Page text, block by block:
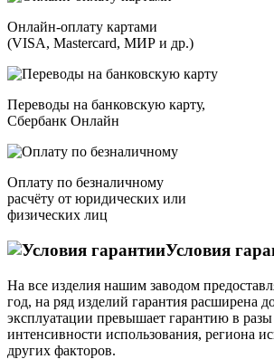
Онлайн-оплату картами
(VISA, Mastercard, МИР и др.)
Переводы на банковскую карту,
Сбербанк Онлайн
Оплату по безналичному
расчёту от юридических или
физических лиц
Условия
На все изделия нашим заводом
год, на ряд изделий гарантия расширена
эксплуатации превышает гарантию в разы
интенсивности использования, региона
других факторов.